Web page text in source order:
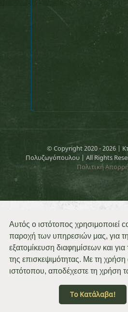
Αυτός ο ιστότοπος χρησιμοποιεί
παροχή των υπηρεσιών μας, για
εξατομίκευση διαφημίσεων και
της επισκεψιμότητας. Με τη χρήση
ιστότοπου, αποδέχεστε τη χρήση
Το Κατάλαβα!
© Copyright 2020 - 2026 |
Πολυζωγόπουλου | All Rights
Πολιτική